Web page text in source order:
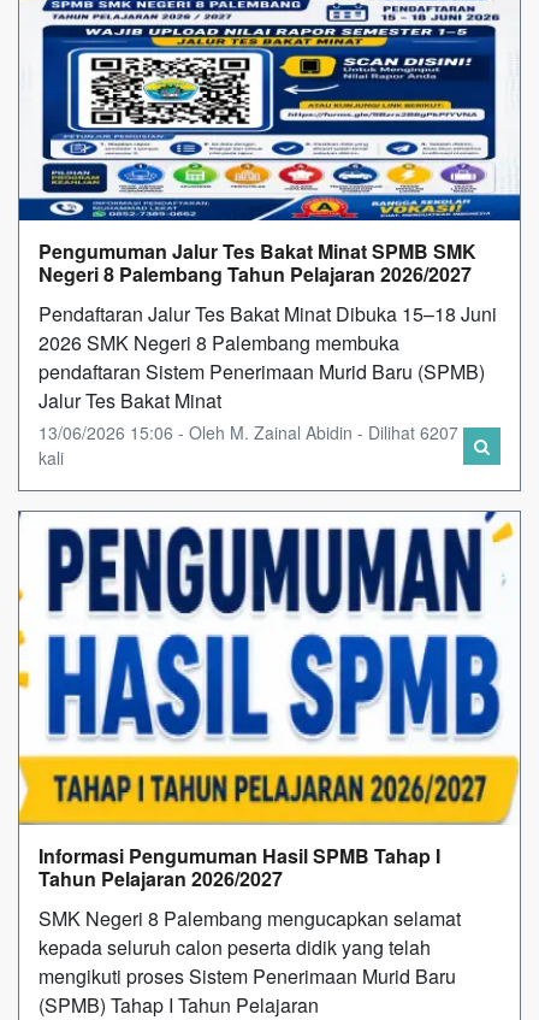
Pengumuman Jalur Tes Bakat Minat SPMB SMK
Negeri 8 Palembang Tahun Pelajaran 2026/2027
Pendaftaran Jalur Tes Bakat Minat Dibuka 15–18 Juni
2026 SMK Negeri 8 Palembang membuka
pendaftaran Sistem Penerimaan Murid Baru (SPMB)
Jalur Tes Bakat Minat
13/06/2026 15:06 - Oleh M. Zainal Abidin - Dilihat 6207
kali
Informasi Pengumuman Hasil SPMB Tahap I
Tahun Pelajaran 2026/2027
SMK Negeri 8 Palembang mengucapkan selamat
kepada seluruh calon peserta didik yang telah
mengikuti proses Sistem Penerimaan Murid Baru
(SPMB) Tahap I Tahun Pelajaran